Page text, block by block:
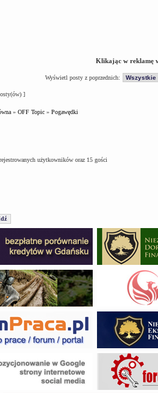
Klikając w reklamę
Wyświetl posty z poprzednich:
]
» OFF Topic » Pogawędki
użytkowników oraz 15 gości